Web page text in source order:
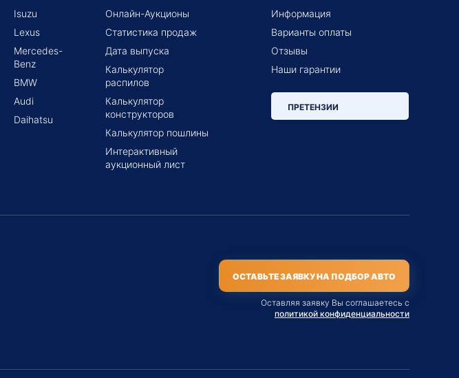
Isuzu
Lexus
Mercedes-
Benz
BMW
Audi
Daihatsu
Онлайн-Аукционы
Статистика продаж
Дата выпуска
Калькулятор
распилов
Калькулятор
конструкторов
Калькулятор пошлины
Интерактивный
аукционный лист
Информация
Варианты оплаты
Отзывы
Наши гарантии
ПРЕТЕНЗИИ
ОСТАВЬТЕ ЗАЯВКУ НА ПОДБОР АВТО
Оставляя заявку Вы соглашаетесь с
политикой конфиденциальности